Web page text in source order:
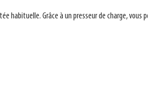
habituelle. Grâce à un presseur de charge,